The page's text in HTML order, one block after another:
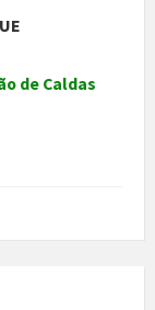
de Caldas